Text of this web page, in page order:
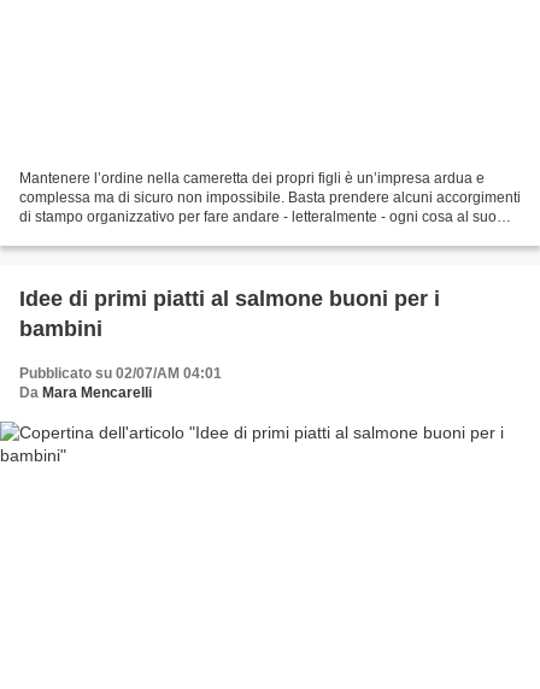
Mantenere l’ordine nella cameretta dei propri figli è un’impresa ardua e
complessa ma di sicuro non impossibile. Basta prendere alcuni accorgimenti
di stampo organizzativo per fare andare - letteralmente - ogni cosa al suo
Idee di primi piatti al salmone buoni per i
bambini
Pubblicato su 02/07/AM 04:01
Da Mara Mencarelli